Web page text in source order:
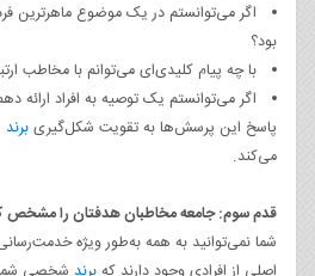
اگر می‌توانستم در یک موضوع ماهرترین
بود؟
با چه پیام کلیدی‌ای می‌توانم با مخاطب
اگر می‌توانستم یک توصیه به افراد ارائه
پاسخ این پرسش‌ها به تقویت شکل‌گیریبرند
می‌کند.
قدم سوم: جامعه مخاطبان هدفتان را مشخص
شما نمی‌توانید به همه به‌طور ویژه